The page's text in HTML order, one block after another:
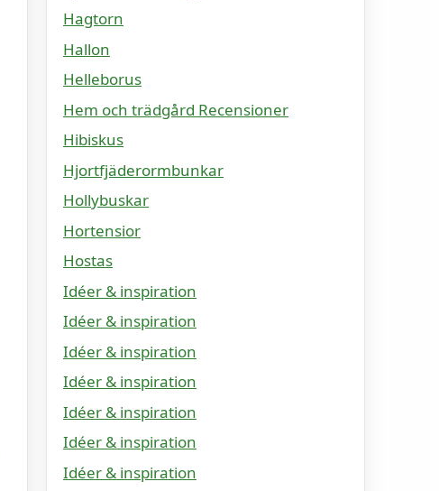
Hagtorn
Hallon
Helleborus
Hem och trädgård Recensioner
Hibiskus
Hjortfjäderormbunkar
Hollybuskar
Hortensior
Hostas
Idéer & inspiration
Idéer & inspiration
Idéer & inspiration
Idéer & inspiration
Idéer & inspiration
Idéer & inspiration
Idéer & inspiration